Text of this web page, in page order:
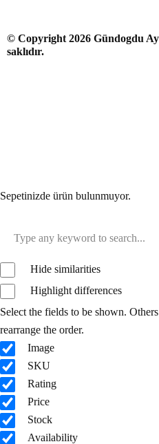
© Copyright 2026 Gündogdu
saklıdır.
Sepetinizde ürün bulunmuyor.
Hide similarities
Highlight differences
Select the fields to be shown.
rearrange the order.
Image
SKU
Rating
Price
Stock
Availability